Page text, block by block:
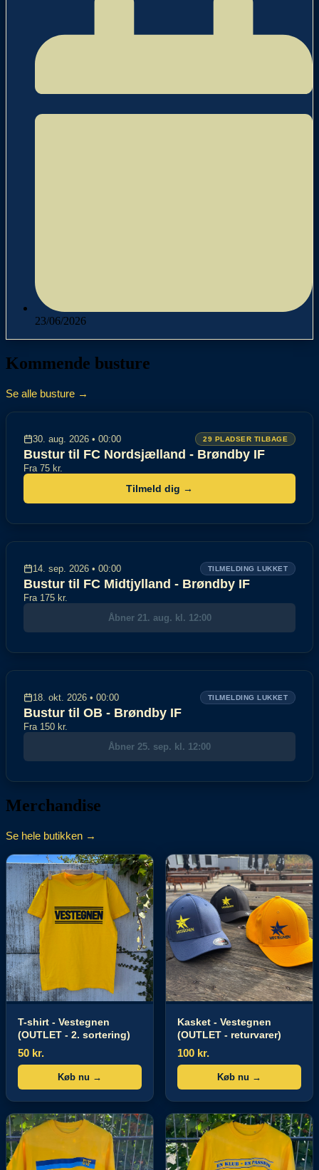
23/06/2026
Kommende busture
Se alle busture →
30. aug. 2026 • 00:00 29 PLADSER TILBAGE
Bustur til FC Nordsjælland - Brøndby IF
Fra 75 kr.
Tilmeld dig →
14. sep. 2026 • 00:00 TILMELDING LUKKET
Bustur til FC Midtjylland - Brøndby IF
Fra 175 kr.
Åbner 21. aug. kl. 12:00
18. okt. 2026 • 00:00 TILMELDING LUKKET
Bustur til OB - Brøndby IF
Fra 150 kr.
Åbner 25. sep. kl. 12:00
Merchandise
Se hele butikken →
T-shirt - Vestegnen
(OUTLET - 2. sortering)
50 kr.
Køb nu →
Kasket - Vestegnen
(OUTLET - returvarer)
100 kr.
Køb nu →